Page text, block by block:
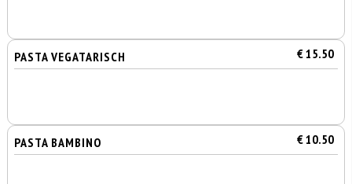
PASTA VEGATARISCH € 15.50
PASTA BAMBINO € 10.50